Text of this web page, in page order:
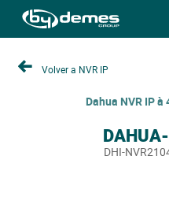
Volver a NVR IP
Dahua NVR IP à
DHI-